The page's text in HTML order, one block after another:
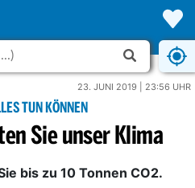
23. JUNI 2019 | 23:56 UHR
TUN KÖNNEN
Sie unser Klima
bis zu 10 Tonnen CO2.